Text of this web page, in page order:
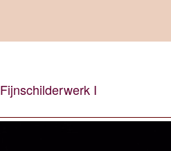
Fijnschilderwerk I